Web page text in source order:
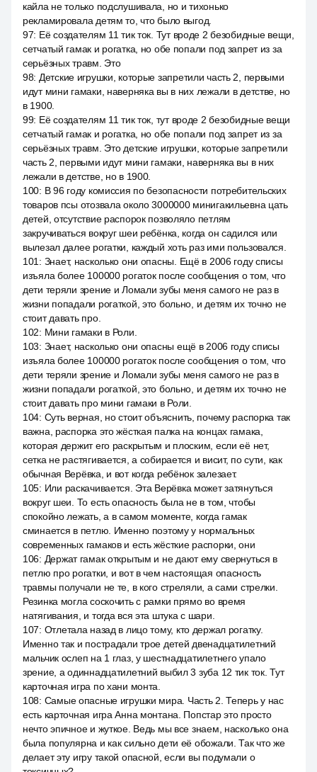
кайла не только подслушивала, но и тихонько
рекламировала детям то, что было выгод.
97: Её создателям 11 тик ток. Тут вроде 2 безобидные вещи,
сетчатый гамак и рогатка, но обе попали под запрет из за
серьёзных травм. Это
98: Детские игрушки, которые запретили часть 2, первыми
идут мини гамаки, наверняка вы в них лежали в детстве, но
в 1900.
99: Её создателям 11 тик ток, тут вроде 2 безобидные вещи
сетчатый гамак и рогатка, но обе попали под запрет из за
серьёзных травм. Это детские игрушки, которые запретили
часть 2, первыми идут мини гамаки, наверняка вы в них
лежали в детстве, но в 1900.
100: В 96 году комиссия по безопасности потребительских
товаров псы отозвала около 3000000 минигакильевна цать
детей, отсутствие распорок позволяло петлям
закручиваться вокруг шеи ребёнка, когда он садился или
вылезал далее рогатки, каждый хоть раз ими пользовался.
101 : Знает, насколько они опасны. Ещё в 2006 году списы
изъяла более 100000 рогаток после сообщения о том, что
дети теряли зрение и Ломали зубы меня самого не раз в
жизни попадали рогаткой, это больно, и детям их точно не
стоит давать про.
102: Мини гамаки в Роли.
103: Знает, насколько они опасны ещё в 2006 году списы
изъяла более 100000 рогаток после сообщения о том, что
дети теряли зрение и Ломали зубы меня самого не раз в
жизни попадали рогаткой, это больно, и детям их точно не
стоит давать про мини гамаки в Роли.
104: Суть верная, но стоит объяснить, почему распорка так
важна, распорка это жёсткая палка на концах гамака,
которая держит его раскрытым и плоским, если её нет,
сетка не растягивается, а собирается и висит, по сути, как
обычная Верёвка, и вот когда ребёнок залезает.
105: Или раскачивается. Эта Верёвка может затянуться
вокруг шеи. То есть опасность была не в том, чтобы
спокойно лежать, а в самом моменте, когда гамак
сминается в петлю. Именно поэтому у нормальных
современных гамаков и есть жёсткие распорки, они
106: Держат гамак открытым и не дают ему свернуться в
петлю про рогатки, и вот в чем настоящая опасность
травмы получали не те, в кого стреляли, а сами стрелки.
Резинка могла соскочить с рамки прямо во время
натягивания, и тогда вся эта штука с шари.
107: Отлетала назад в лицо тому, кто держал рогатку.
Именно так и пострадали трое детей двенадцатилетний
мальчик ослеп на 1 глаз, у шестнадцатилетнего упало
зрение, а одиннадцатилетний выбил 3 зуба 12 тик ток. Тут
карточная игра по хани монта.
108: Самые опасные игрушки мира. Часть 2. Теперь у нас
есть карточная игра Анна монтана. Попстар это просто
нечто эпичное и жуткое. Ведь мы все знаем, насколько она
была популярна и как сильно дети её обожали. Так что же
делает эту игру такой опасной, если вы подумали о